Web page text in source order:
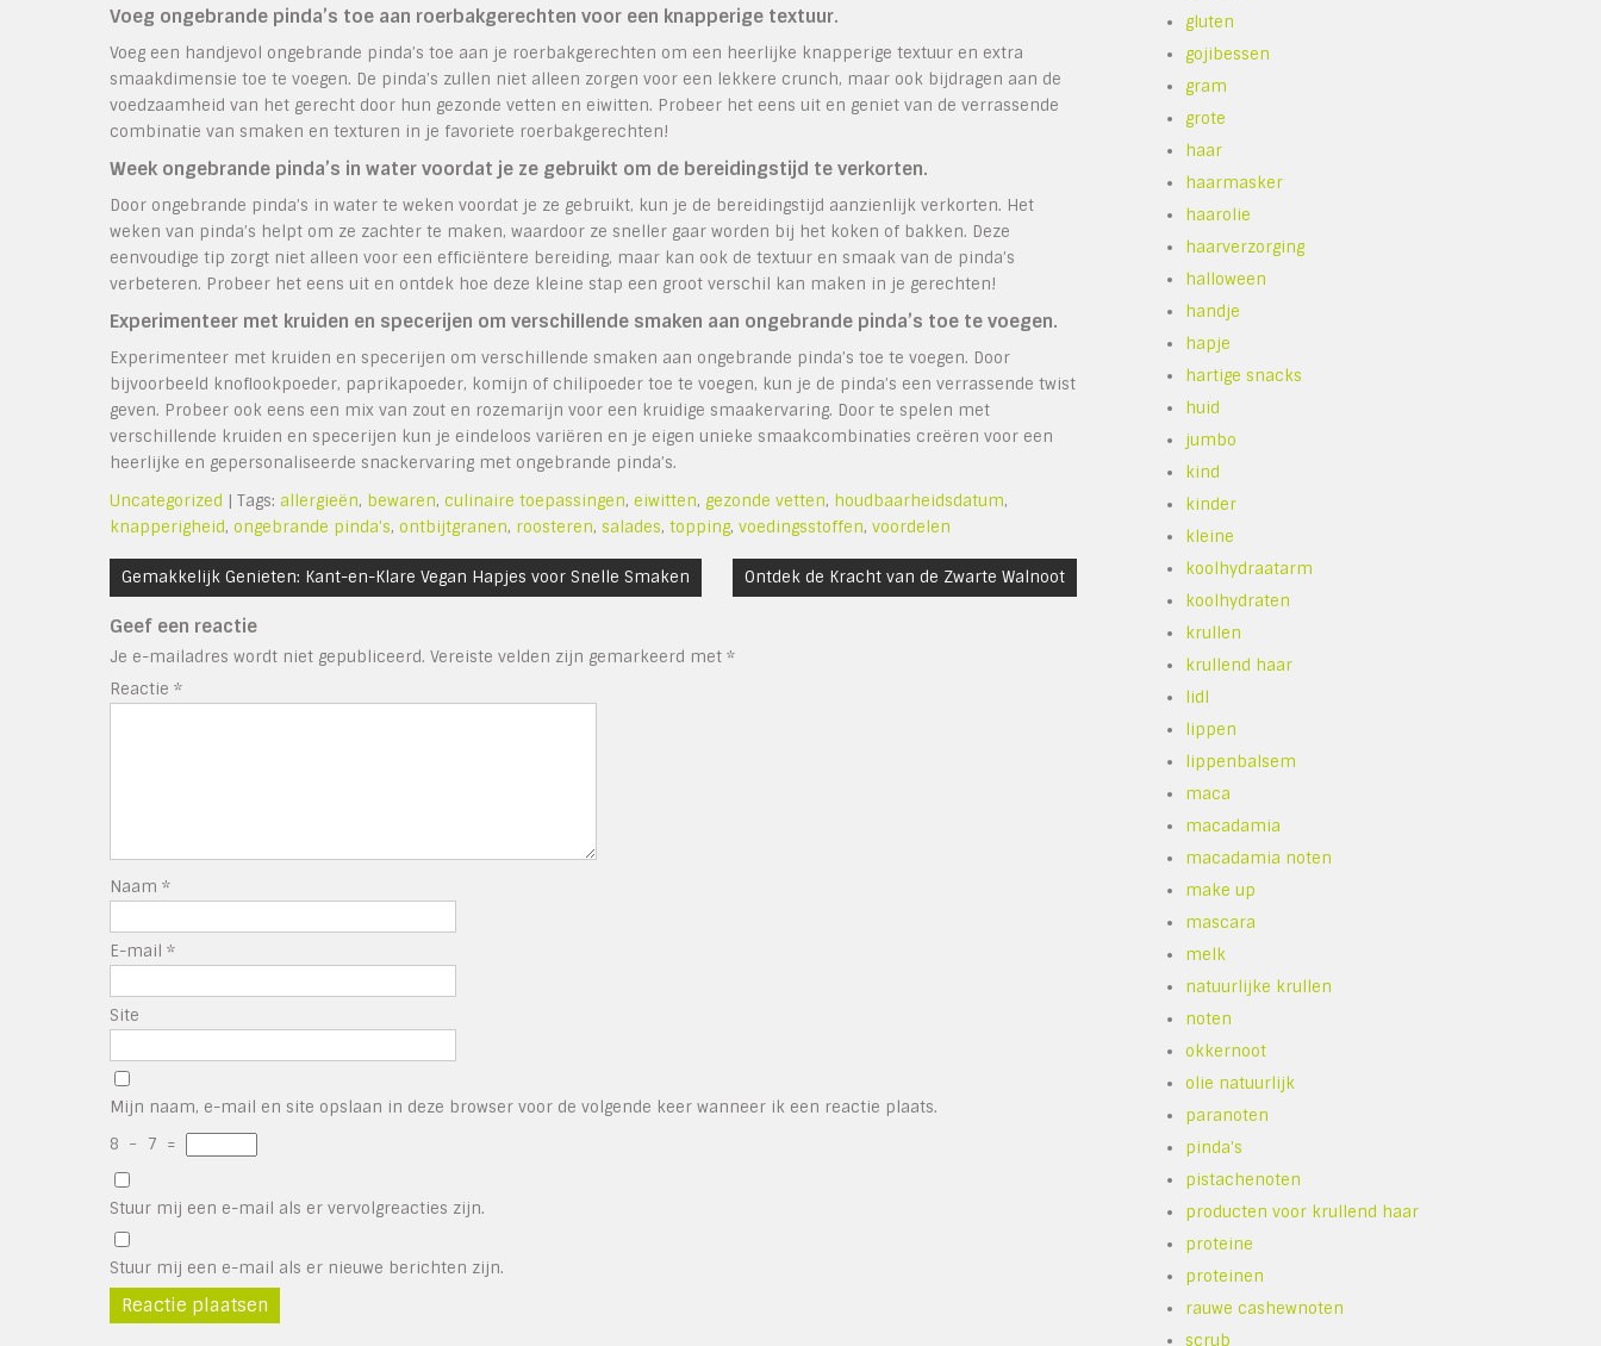
Voeg ongebrande pinda’s toe aan roerbakgerechten voor een knapperige textuur.
Voeg een handjevol ongebrande pinda’s toe aan je roerbakgerechten om een heerlijke knapperige textuur en extra
smaakdimensie toe te voegen. De pinda’s zullen niet alleen zorgen voor een lekkere crunch, maar ook bijdragen aan de
voedzaamheid van het gerecht door hun gezonde vetten en eiwitten. Probeer het eens uit en geniet van de verrassende
combinatie van smaken en texturen in je favoriete roerbakgerechten!
Week ongebrande pinda’s in water voordat je ze gebruikt om de bereidingstijd te verkorten.
Door ongebrande pinda’s in water te weken voordat je ze gebruikt, kun je de bereidingstijd aanzienlijk verkorten. Het
weken van pinda’s helpt om ze zachter te maken, waardoor ze sneller gaar worden bij het koken of bakken. Deze
eenvoudige tip zorgt niet alleen voor een efficiëntere bereiding, maar kan ook de textuur en smaak van de pinda’s
verbeteren. Probeer het eens uit en ontdek hoe deze kleine stap een groot verschil kan maken in je gerechten!
Experimenteer met kruiden en specerijen om verschillende smaken aan ongebrande pinda’s toe te voegen.
Experimenteer met kruiden en specerijen om verschillende smaken aan ongebrande pinda’s toe te voegen. Door
bijvoorbeeld knoflookpoeder, paprikapoeder, komijn of chilipoeder toe te voegen, kun je de pinda’s een verrassende twist
geven. Probeer ook eens een mix van zout en rozemarijn voor een kruidige smaakervaring. Door te spelen met
verschillende kruiden en specerijen kun je eindeloos variëren en je eigen unieke smaakcombinaties creëren voor een
heerlijke en gepersonaliseerde snackervaring met ongebrande pinda’s.
Uncategorized | Tags: allergieën, bewaren, culinaire toepassingen, eiwitten, gezonde vetten, houdbaarheidsdatum,
knapperigheid, ongebrande pinda's, ontbijtgranen, roosteren, salades, topping, voedingsstoffen, voordelen
Bericht
navigatie
Gemakkelijk Genieten: Kant-en-Klare Vegan Hapjes voor Snelle Smaken Ontdek de Kracht van de Zwarte Walnoot
Geef een reactie
Je e-mailadres wordt niet gepubliceerd. Vereiste velden zijn gemarkeerd met *
Reactie *
Naam *
E-mail *
Site
Mijn naam, e-mail en site opslaan in deze browser voor de volgende keer wanneer ik een reactie plaats.
8 − 7 =
Stuur mij een e-mail als er vervolgreacties zijn.
Stuur mij een e-mail als er nieuwe berichten zijn.
gluten
gojibessen
gram
grote
haar
haarmasker
haarolie
haarverzorging
halloween
handje
hapje
hartige snacks
huid
jumbo
kind
kinder
kleine
koolhydraatarm
koolhydraten
krullen
krullend haar
lidl
lippen
lippenbalsem
maca
macadamia
macadamia noten
make up
mascara
melk
natuurlijke krullen
noten
okkernoot
olie natuurlijk
paranoten
pinda's
pistachenoten
producten voor krullend haar
proteine
proteinen
rauwe cashewnoten
scrub